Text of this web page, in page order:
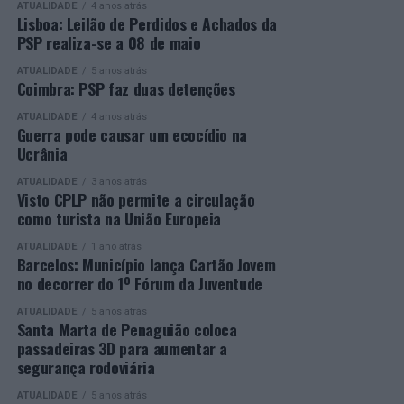
Mais informações em:
https://awards.innovationinpolitics.eu/
Durante a cerimónia foi ainda reconhecido o trabalho
desenvolvido por toda a equipa de formadores e
para o sucesso desta edição do Curso EFA.
A Escola de Tecnologia e Gestão de Barcelos continua a
afirmar-se como uma referência na formação
profissional e na qualificação de adultos, contribuindo
para o desenvolvimento de competências, o aumento da
empregabilidade e a valorização do capital humano do
concelho e da região.
A Empresa Municipal de Educação e Cultura de Barcelos
felicita todos os diplomados por esta importante
conquista, desejando-lhes os maiores sucessos pessoais,
profissionais e académicos, convicta de que este diploma
representa o início de novas oportunidades e novos
desafios.
ATUALIDADE 4 anos atrás
Lisboa: Leilão de Perdidos e Achados da
PSP realiza-se a 08 de maio
ATUALIDADE 5 anos atrás
Coimbra: PSP faz duas detenções
ATUALIDADE 4 anos atrás
Guerra pode causar um ecocídio na
Ucrânia
ATUALIDADE 3 anos atrás
Visto CPLP não permite a circulação
como turista na União Europeia
ATUALIDADE 1 ano atrás
Barcelos: Município lança Cartão Jovem
no decorrer do 1º Fórum da Juventude
ATUALIDADE 5 anos atrás
Santa Marta de Penaguião coloca
passadeiras 3D para aumentar a
segurança rodoviária
ATUALIDADE 5 anos atrás